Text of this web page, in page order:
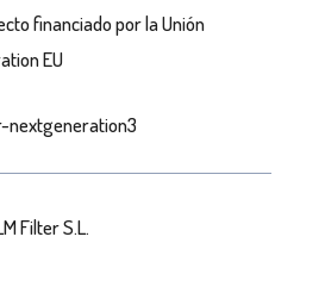
financiado por la Unión
EU
Filter S.L.